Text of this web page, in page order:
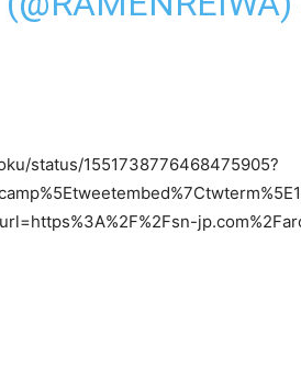
status/1551738776468475905?